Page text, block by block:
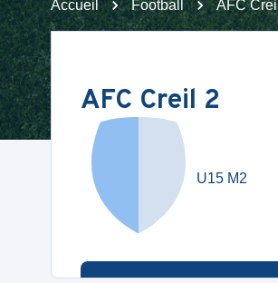
Accueil Football AFC
AFC Creil 2
U15 M2